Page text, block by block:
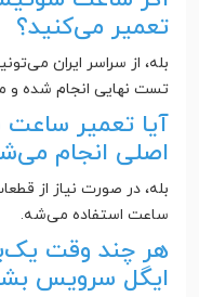
تعمیر می‌کنید؟
بله، از سراسر ایران
تست نهایی انجام شده و
آیا تعمیر
اصلی انجام
بله، در صورت نیاز از
ساعت استفاده می‌شه.
هر چند وقت
ایگل سرویس